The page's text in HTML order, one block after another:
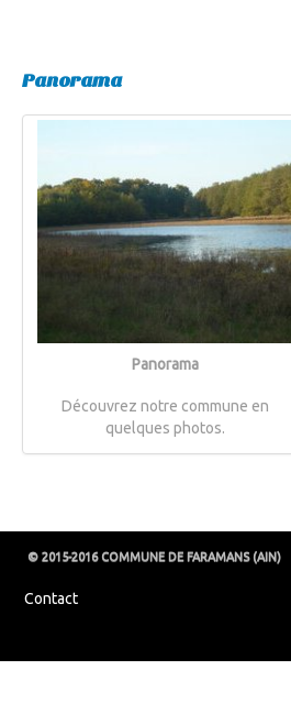
Panorama
Panorama
Découvrez notre commune en
quelques photos.
© 2015-2016 COMMUNE DE FARAMANS (AIN)
Contact